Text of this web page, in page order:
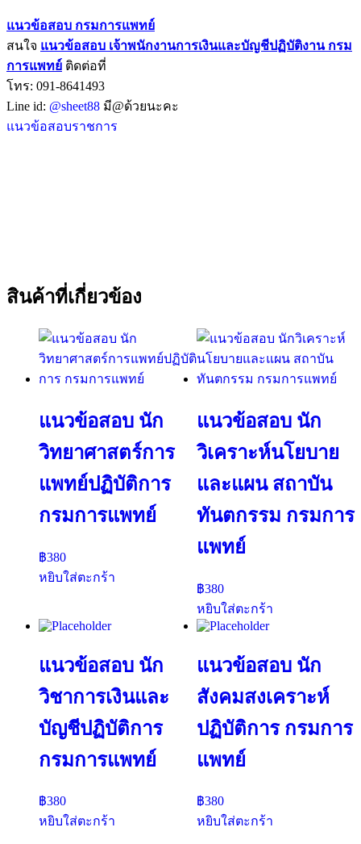
แนวข้อสอบ กรมการแพทย์
สนใจ แนวข้อสอบ เจ้าพนักงานการเงินและบัญชีปฏิบัติงาน กรม
การแพทย์ ติดต่อที่
โทร: 091-8641493
Line id: @sheet88 มี@ด้วยนะคะ
แนวข้อสอบราชการ
สินค้าที่เกี่ยวข้อง
แนวข้อสอบ นัก
วิทยาศาสตร์การ
แพทย์ปฏิบัติการ
กรมการแพทย์
฿380
หยิบใส่ตะกร้า
แนวข้อสอบ นัก
วิเคราะห์นโยบาย
และแผน สถาบัน
ทันตกรรม กรมการ
แพทย์
฿380
หยิบใส่ตะกร้า
แนวข้อสอบ นัก
วิชาการเงินและ
บัญชีปฏิบัติการ
กรมการแพทย์
฿380
หยิบใส่ตะกร้า
แนวข้อสอบ นัก
สังคมสงเคราะห์
ปฏิบัติการ กรมการ
แพทย์
฿380
หยิบใส่ตะกร้า